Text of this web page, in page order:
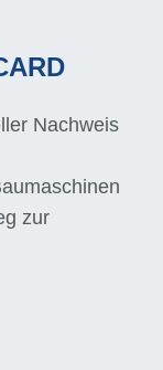
Nachweis
zur